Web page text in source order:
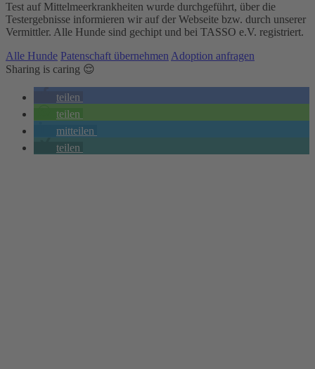
Test auf Mittelmeerkrankheiten wurde durchgeführt, über die
Testergebnisse informieren wir auf der Webseite bzw. durch unserer
Vermittler. Alle Hunde sind gechipt und bei TASSO e.V. registriert.
Alle Hunde Patenschaft übernehmen Adoption anfragen
Sharing is caring 😌
teilen
teilen
mitteilen
teilen